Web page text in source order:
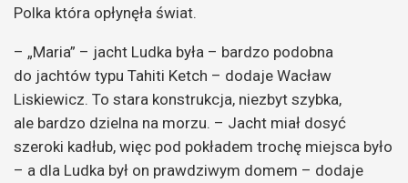
Polka która opłynęła świat.
– „Maria” – jacht Ludka była – bardzo podobna
do jachtów typu Tahiti Ketch – dodaje Wacław
Liskiewicz. To stara konstrukcja, niezbyt szybka,
ale bardzo dzielna na morzu. – Jacht miał dosyć
szeroki kadłub, więc pod pokładem trochę miejsca było
– a dla Ludka był on prawdziwym domem – dodaje